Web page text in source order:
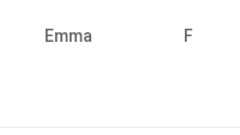
Emma F